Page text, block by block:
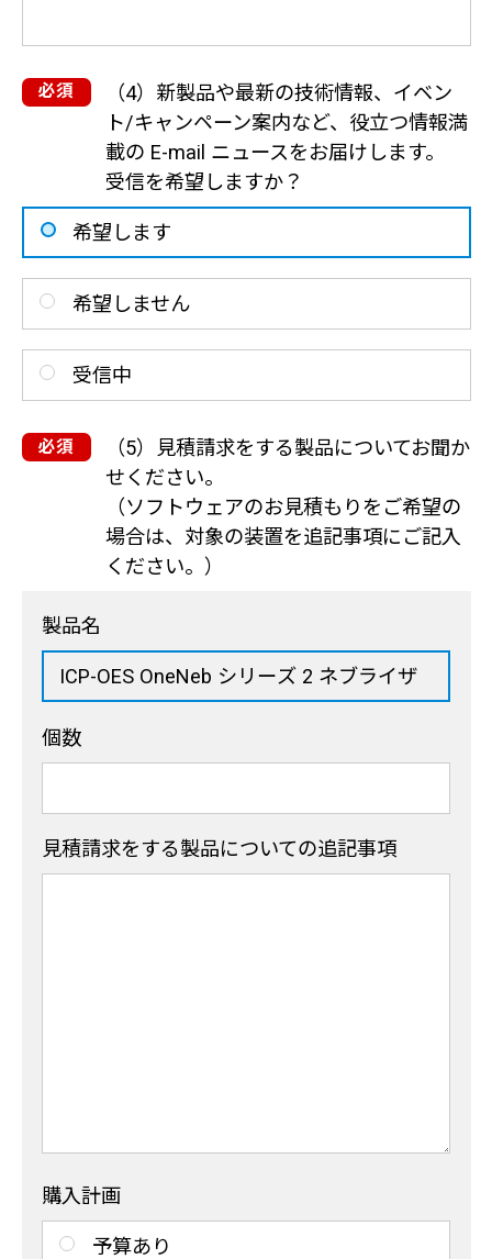
（4）新製品や最新の技術情報、イベン
ト/キャンペーン案内など、役立つ情報満
載の E-mail ニュースをお届けします。
受信を希望しますか？
希望します
希望しません
受信中
（5）見積請求をする製品についてお聞か
せください。
（ソフトウェアのお見積もりをご希望の
場合は、対象の装置を追記事項にご記入
ください。）
製品名
個数
見積請求をする製品についての追記事項
購入計画
予算あり